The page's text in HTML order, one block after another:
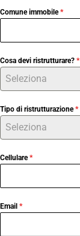
Comune immobile*
Cosa devi ristrutturare? *
Seleziona
Tipo di ristrutturazione*
Seleziona
Cellulare*
Email *